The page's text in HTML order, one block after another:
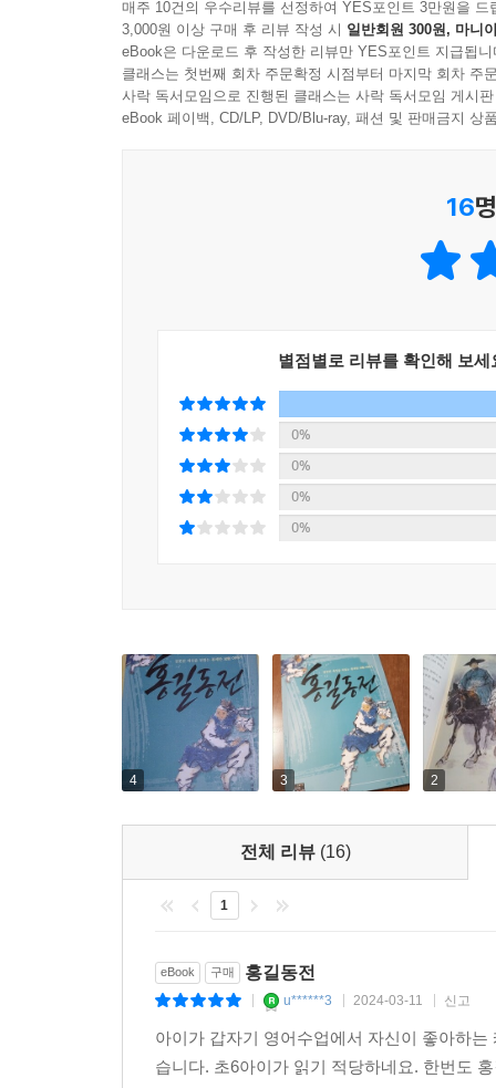
매주 10건의 우수리뷰를 선정하여 YES포인트 3만원을 드
3,000원 이상 구매 후 리뷰 작성 시 일반회원 300원, 마니
eBook은 다운로드 후 작성한 리뷰만 YES포인트 지급됩니
클래스는 첫번째 회차 주문확정 시점부터 마지막 회차 주
사락 독서모임으로 진행된 클래스는 사락 독서모임 게시
eBook 페이백, CD/LP, DVD/Blu-ray, 패션 및 판매금지 상
16
별점별로 리뷰를 확인해 보세
0%
0%
0%
0%
4 3 2
전체 리뷰 (16)
1
eBook 구매 홍길동전
u******3 2024-03-11 신고
아이가 갑자기 영어수업에서 자신이 좋아하
습니다. 초6아이가 읽기 적당하네요. 한번도